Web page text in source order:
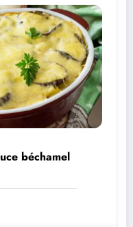
béchamel